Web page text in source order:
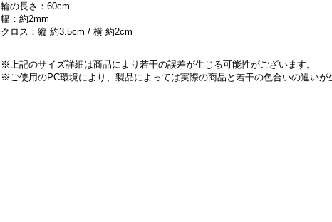
輪の長さ：60cm
幅：約2mm
クロス：縦 約3.5cm / 横 約2cm
※上記のサイズ詳細は商品により若干の誤差が生じる可能性がございます。
※ご使用のPC環境により、製品によっては実際の商品と若干の色合いの違いが